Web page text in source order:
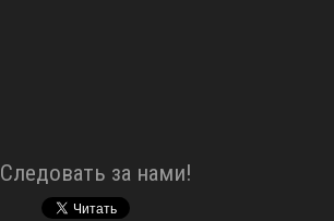
Cледовать за нами!